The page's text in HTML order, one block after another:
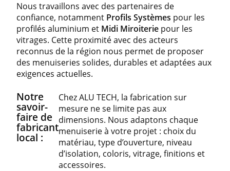
Nous travaillons avec des partenaires de
confiance, notamment Profils Systèmes pour les
profilés aluminium et Midi Miroiterie pour les
vitrages. Cette proximité avec des acteurs
reconnus de la région nous permet de proposer
des menuiseries solides, durables et adaptées aux
exigences actuelles.
Notre
savoir-
faire de
fabricant
local :
Chez ALU TECH, la fabrication sur
mesure ne se limite pas aux
dimensions. Nous adaptons chaque
menuiserie à votre projet : choix du
matériau, type d’ouverture, niveau
d’isolation, coloris, vitrage, finitions et
accessoires.